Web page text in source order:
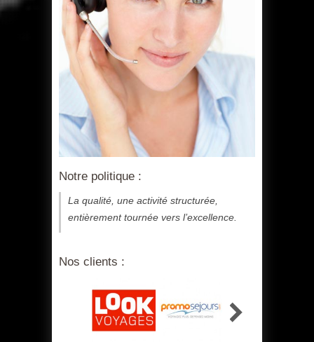
Notre politique :
La qualité, une activité structurée,
entièrement tournée vers l’excellence.
Nos clients :